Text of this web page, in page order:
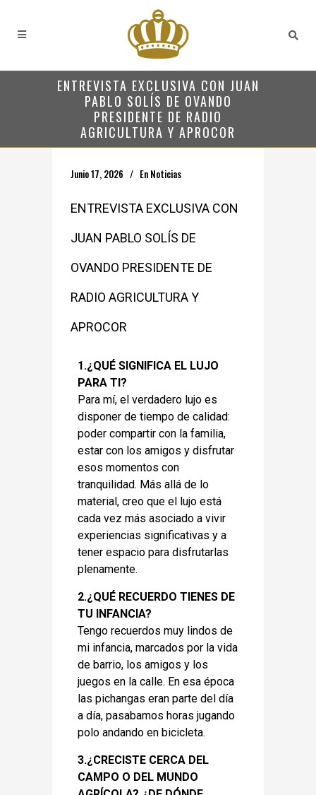
ENTREVISTA EXCLUSIVA CON JUAN
PABLO SOLÍS DE OVANDO
PRESIDENTE DE RADIO
AGRICULTURA Y APROCOR
Junio 17, 2026 En Noticias
ENTREVISTA EXCLUSIVA CON
JUAN PABLO SOLÍS DE
OVANDO PRESIDENTE DE
RADIO AGRICULTURA Y
APROCOR
1.¿QUÉ SIGNIFICA EL LUJO
PARA TI?
Para mí, el verdadero lujo es
disponer de tiempo de calidad:
poder compartir con la familia,
estar con los amigos y disfrutar
esos momentos con
tranquilidad. Más allá de lo
material, creo que el lujo está
cada vez más asociado a vivir
experiencias significativas y a
tener espacio para disfrutarlas
plenamente.
2.¿QUÉ RECUERDO TIENES DE
TU INFANCIA?
Tengo recuerdos muy lindos de
mi infancia, marcados por la vida
de barrio, los amigos y los
juegos en la calle. En esa época
las pichangas eran parte del día
a día, pasabamos horas jugando
polo andando en bicicleta.
3.¿CRECISTE CERCA DEL
CAMPO O DEL MUNDO